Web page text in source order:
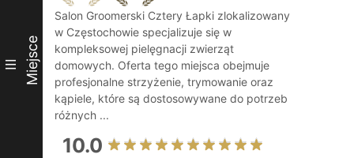
III Miejsce
Salon Groomerski Cztery Łapki zlokalizowany
w Częstochowie specjalizuje się w
kompleksowej pielęgnacji zwierząt
domowych. Oferta tego miejsca obejmuje
profesjonalne strzyżenie, trymowanie oraz
kąpiele, które są dostosowywane do potrzeb
różnych ...
10.0